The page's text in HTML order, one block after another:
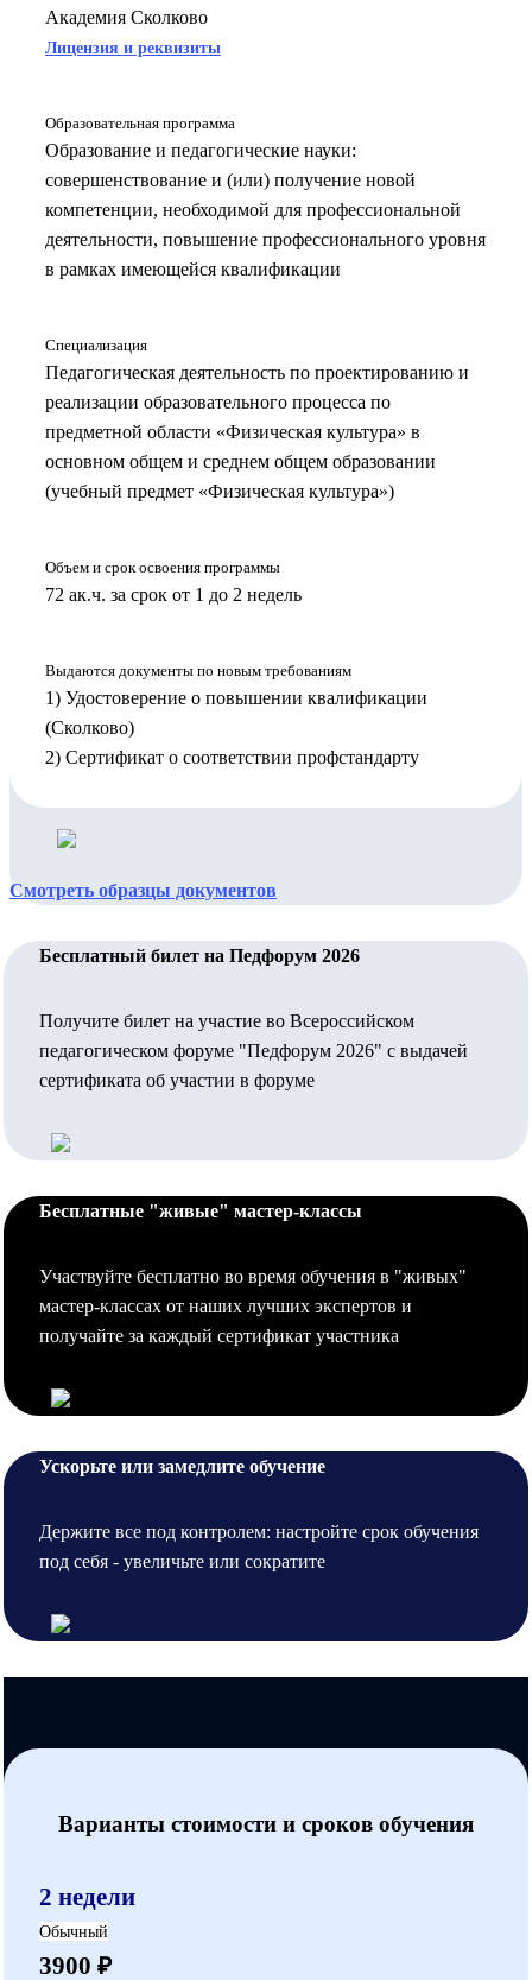
Академия Сколково
Лицензия и реквизиты
Образовательная программа
Образование и педагогические науки:
совершенствование и (или) получение новой
компетенции, необходимой для профессиональной
деятельности, повышение профессионального уровня
в рамках имеющейся квалификации
Специализация
Педагогическая деятельность по проектированию и
реализации образовательного процесса по
предметной области «Физическая культура» в
основном общем и среднем общем образовании
(учебный предмет «Физическая культура»)
Объем и срок освоения программы
72 ак.ч. за срок от 1 до 2 недель
Выдаются документы по новым требованиям
1) Удостоверение о повышении квалификации
(Сколково)
2) Сертификат о соответствии профстандарту
Смотреть образцы документов
Бесплатный билет на Педфорум 2026
Получите билет на участие во Всероссийском
педагогическом форуме "Педфорум 2026" с выдачей
сертификата об участии в форуме
Бесплатные "живые" мастер-классы
Участвуйте бесплатно во время обучения в "живых"
мастер-классах от наших лучших экспертов и
получайте за каждый сертификат участника
Ускорьте или замедлите обучение
Держите все под контролем: настройте срок обучения
под себя - увеличьте или сократите
Варианты стоимости и сроков обучения
2 недели
Обычный
3900 ₽